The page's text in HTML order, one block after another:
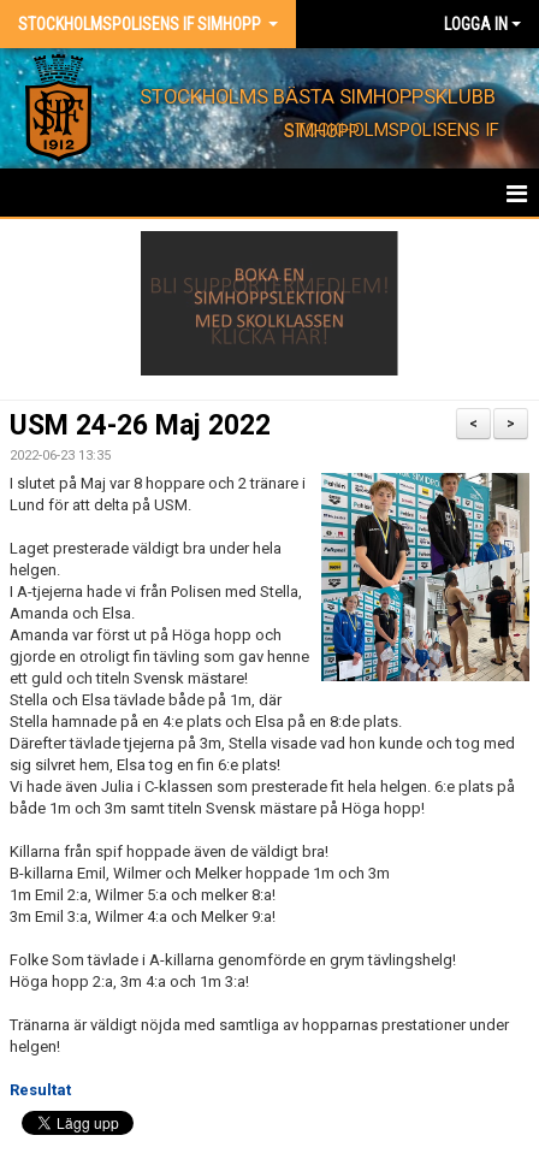
STOCKHOLMSPOLISENS IF SIMHOPP LOGGA IN
STOCKHOLMS BÄSTA SIMHOPPSKLUBB
STOCKHOLMSPOLISENS IF SIMHOPP
BARNKALAS
FÖRENINGSKLÄDER
PRIVATLEKTION
SKOLOR/FÖRENINGAR
PRESENTKORT
>
<
USM 24-26 Maj 2022
2022-06-23 13:35
I slutet på Maj var 8 hoppare och 2 tränare i
Lund för att delta på USM.
Laget presterade väldigt bra under hela
helgen.
I A-tjejerna hade vi från Polisen med Stella,
Amanda och Elsa.
Amanda var först ut på Höga hopp och
gjorde en otroligt fin tävling som gav henne
ett guld och titeln Svensk mästare!
Stella och Elsa tävlade både på 1m, där
Stella hamnade på en 4:e plats och Elsa på en 8:de plats.
Därefter tävlade tjejerna på 3m, Stella visade vad hon kunde och tog med
sig silvret hem, Elsa tog en fin 6:e plats!
Vi hade även Julia i C-klassen som presterade fit hela helgen. 6:e plats på
både 1m och 3m samt titeln Svensk mästare på Höga hopp!
Killarna från spif hoppade även de väldigt bra!
B-killarna Emil, Wilmer och Melker hoppade 1m och 3m
1m Emil 2:a, Wilmer 5:a och melker 8:a!
3m Emil 3:a, Wilmer 4:a och Melker 9:a!
Folke Som tävlade i A-killarna genomförde en grym tävlingshelg!
Höga hopp 2:a, 3m 4:a och 1m 3:a!
Tränarna är väldigt nöjda med samtliga av hopparnas prestationer under
helgen!
Resultat